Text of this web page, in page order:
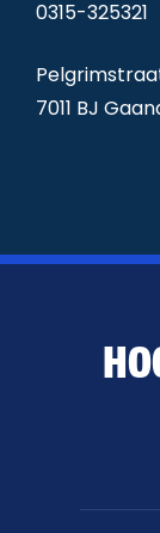
0315-325321
7011 BJ